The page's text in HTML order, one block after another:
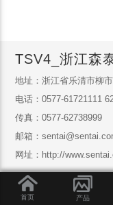
TSV4_浙江森
地址：浙江省乐清市柳
电话：0577-61721111
传真：0577-62738999
邮箱：
网址：http://
首页 产品